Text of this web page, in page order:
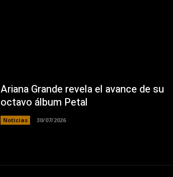
Ariana Grande revela el avance de su
octavo álbum Petal
Noticias 30/07/2026